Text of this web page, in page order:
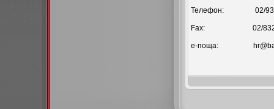
Телефон: 02/
Fax: 02/
е-поща: